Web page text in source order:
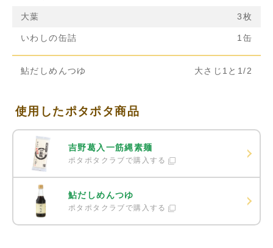
大葉 3枚
いわしの缶詰 1缶
鮎だしめんつゆ 大さじ1と1/2
使用したポタポタ商品
吉野葛入一筋縄素麺
ポタポタクラブで購入する
鮎だしめんつゆ
ポタポタクラブで購入する